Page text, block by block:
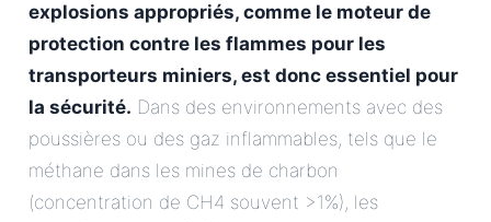
explosions appropriés, comme le moteur de
protection contre les flammes pour les
transporteurs miniers, est donc essentiel pour
la sécurité. Dans des environnements avec des
poussières ou des gaz inflammables, tels que le
méthane dans les mines de charbon
(concentration de CH4 souvent >1%), les